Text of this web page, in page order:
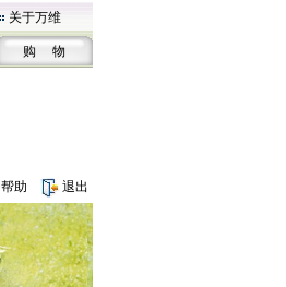
关于万维
购 物
帮助 退出